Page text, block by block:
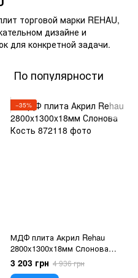
торговой марки REHAU,
дизайне и
для конкретной задачи.
По популярности
−35%
МДФ плита Акрил Rehau
2800x1300x18мм Слонова
Кость
3 203 грн 4 936 грн